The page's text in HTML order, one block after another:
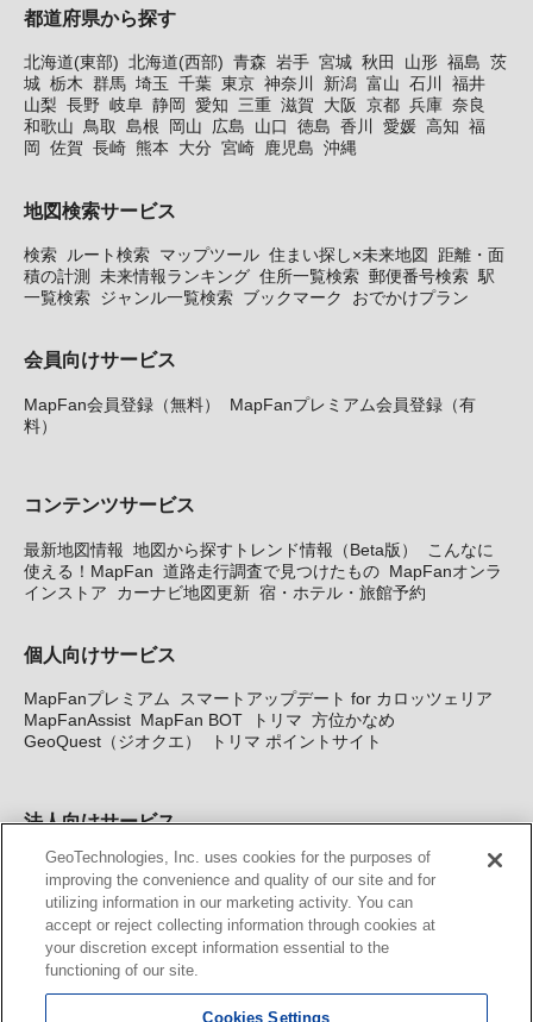
都道府県から探す
北海道(東部) 北海道(西部) 青森 岩手 宮城 秋田 山形 福島 茨
城 栃木 群馬 埼玉 千葉 東京 神奈川 新潟 富山 石川
福井
山梨 長野 岐阜 静岡 愛知 三重 滋賀 大阪 京都 兵庫 奈良
和歌山 鳥取 島根 岡山 広島 山口 徳島 香川 愛媛 高知 福
岡
佐賀 長崎 熊本 大分 宮崎 鹿児島 沖縄
地図検索サービス
検索 ルート検索 マップツール 住まい探し×未来地図
距離・面
積の計測
未来情報ランキング 住所一覧検索 郵便番号検索 駅
一覧検索 ジャンル一覧検索 ブックマーク おでかけプラン
会員向けサービス
MapFan会員登録（無料）
MapFanプレミアム会員登録（有
料）
コンテンツサービス
最新地図情報 地図から探すトレンド情報（Beta版）
こんなに
使える！MapFan 道路走行調査で見つけたもの MapFanオンラ
インストア
カーナビ地図更新 宿・ホテル・旅館予約
個人向けサービス
MapFanプレミアム
スマートアップデート for カロッツェリア
MapFanAssist MapFan BOT トリマ 方位かなめ
GeoQuest（ジオクエ）
トリマ ポイントサイト
法人向けサービス
法人向け地図・位置情報サービス WEBサイト・システム向け地
図API Windows PC向け地図開発キット MapFan DB 住所確認
サービス
MAP WORLD+ トリマ広告 Geo-Research
カーナビ地図更新サービス
GeoTechnologies, Inc. uses cookies for the purposes of
improving the convenience and quality of our site and for
utilizing information in our marketing activity. You can
accept or reject collecting information through cookies at
your discretion except information essential to the
functioning of our site.
Cookies Settings